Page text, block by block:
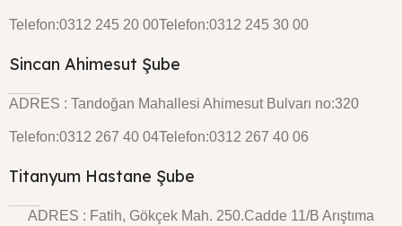
Telefon:0312 245 20 00Telefon:0312 245 30 00
Sincan Ahimesut Şube
ADRES : Tandoğan Mahallesi Ahimesut Bulvarı no:320
Telefon:0312 267 40 04Telefon:0312 267 40 06
Titanyum Hastane Şube
ADRES : Fatih, Gökçek Mah. 250.Cadde 11/B Arıştıma